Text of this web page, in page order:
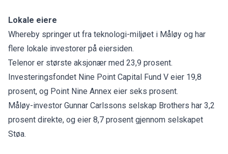
Lokale eiere
Whereby springer ut fra teknologi-miljøet i Måløy og har
flere lokale investorer på eiersiden.
Telenor er største aksjonær med 23,9 prosent.
Investeringsfondet Nine Point Capital Fund V eier 19,8
prosent, og Point Nine Annex eier seks prosent.
Måløy-investor Gunnar Carlssons selskap Brothers har 3,2
prosent direkte, og eier 8,7 prosent gjennom selskapet
Støa.